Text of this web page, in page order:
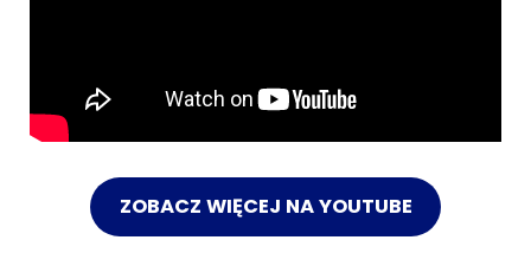
ZOBACZ WIĘCEJ NA YOUTUBE